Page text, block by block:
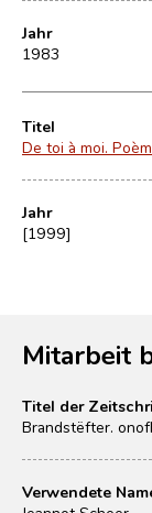
Jahr
1983
Titel
De toi à moi.
Jahr
[1999]
Mitarbeit
Titel der
Brandstëfter.
Verwendete